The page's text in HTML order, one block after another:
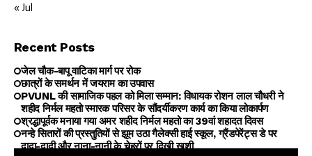
« Jul
Recent Posts
जेल चौक-बापू वाटिका मार्ग पर रोक
छात्रों के समर्थन में जयराम का उपवास
PVUNL की सामाजिक पहल को मिला सम्मान: विधायक रोशन लाल चौधरी ने
शहीद निर्मल महतो स्मारक परिसर के सौंदर्यीकरण कार्य का किया लोकार्पण
श्रद्धापूर्वक मनाया गया अमर शहीद निर्मल महतो का 39वां शहादत दिवस
नन्हे सितारों की प्रस्तुतियों से झूम उठा गैलेक्सी हाई स्कूल, ग्रैंडपेरेंट्स डे पर
दादा-दादी और नाना-नानी के चेहरों पर दिखी खुशी